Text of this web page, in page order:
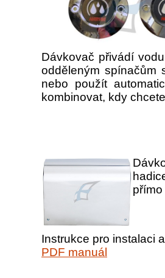
Dávkovač přivádí
odděleným spínačům
nebo použít
kombinovat, kdy
Instrukce pro instalaci
PDF manuál